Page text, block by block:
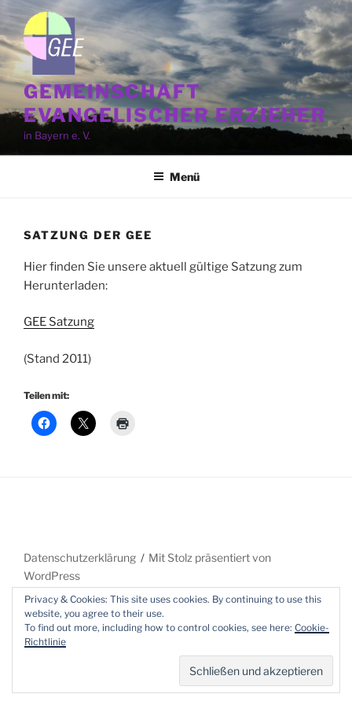
Inhalt
springen
GEMEINSCHAFT
EVANGELISCHER ERZIEHER
in Bayern e. V.
Menü
SATZUNG DER GEE
Hier finden Sie unsere aktuell gültige Satzung zum
Herunterladen:
GEE Satzung
(Stand 2011)
Teilen mit:
Datenschutzerklärung
Mit Stolz präsentiert von
WordPress
Privacy & Cookies: This site uses cookies. By continuing to use this
website, you agree to their use.
To find out more, including how to control cookies, see here: Cookie-
Richtlinie